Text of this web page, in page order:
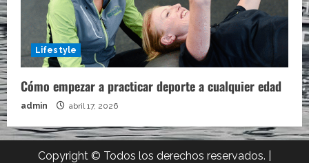
Lifestyle
Cómo empezar a practicar deporte a cualquier edad
admin abril 17, 2026
Copyright © Todos los derechos reservados.